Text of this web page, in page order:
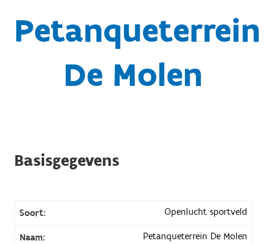
Petanqueterrein
De Molen
Basisgegevens
Soort: Openlucht sportveld
Naam: Petanqueterrein De Molen